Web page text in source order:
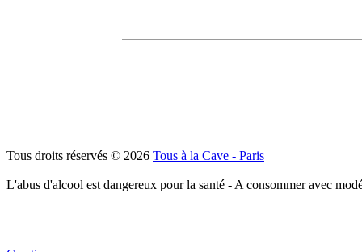
Tous droits réservés © 2026 Tous à la Cave - Paris
L'abus d'alcool est dangereux pour la santé - A consommer avec